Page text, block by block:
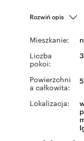
Rozwiń opis
Mieszkanie:
Liczba
pokoi:
3
Powierzchni
a całkowita:
Lokalizacja: